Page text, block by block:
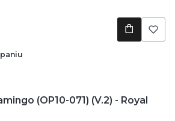
(OP10-071) (V.2) - Royal